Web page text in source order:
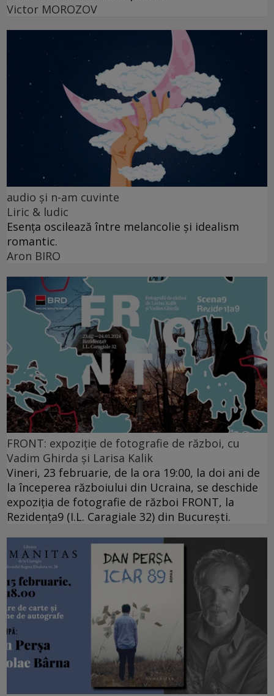
Victor MOROZOV
audio şi n-am cuvinte
Liric & ludic
Esența oscilează între melancolie și idealism
romantic.
Aron BIRO
FRONT: expoziție de fotografie de război, cu
Vadim Ghirda și Larisa Kalik
Vineri, 23 februarie, de la ora 19:00, la doi ani de
la începerea războiului din Ucraina, se deschide
expoziția de fotografie de război FRONT, la
Rezidența9 (I.L. Caragiale 32) din București.